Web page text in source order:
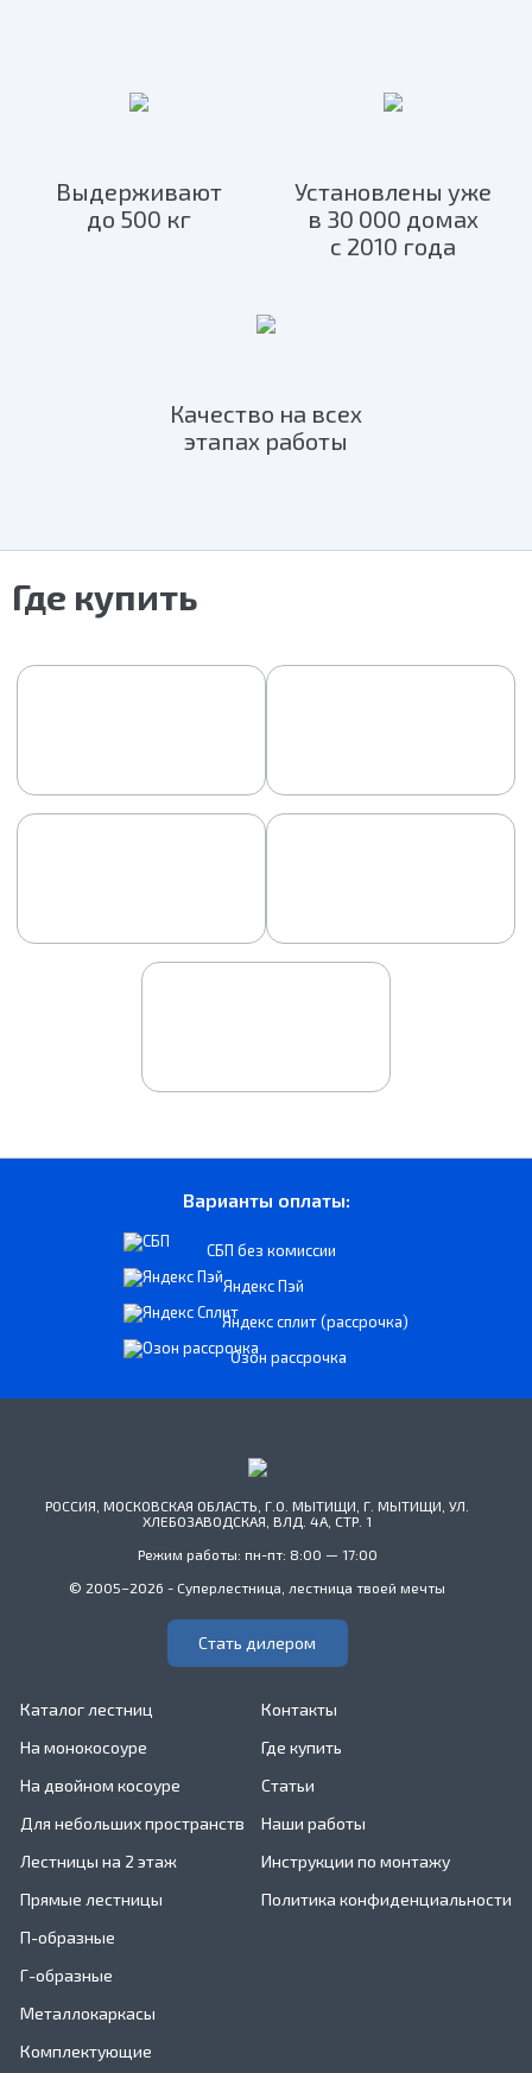
Выдерживают
до 500 кг
Установлены уже
в 30 000 домах
с 2010 года
Качество на всех
этапах работы
Где купить
Варианты оплаты:
СБП без комиссии
Яндекс Пэй
Яндекс сплит (рассрочка)
Озон рассрочка
РОССИЯ, МОСКОВСКАЯ ОБЛАСТЬ, Г.О. МЫТИЩИ, Г. МЫТИЩИ, УЛ.
ХЛЕБОЗАВОДСКАЯ, ВЛД. 4А, СТР. 1
Режим работы: пн-пт: 8:00 — 17:00
© 2005–2026 - Суперлестница, лестница твоей мечты
Стать дилером
Каталог лестниц
На монокосоуре
На двойном косоуре
Для небольших пространств
Лестницы на 2 этаж
Прямые лестницы
П-образные
Г-образные
Металлокаркасы
Комплектующие
Контакты
Где купить
Статьи
Наши работы
Инструкции по монтажу
Политика конфиденциальности